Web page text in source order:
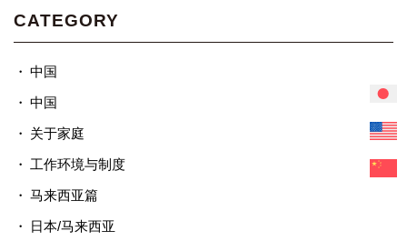
CATEGORY
中国
中国
关于家庭
工作环境与制度
马来西亚篇
日本/马来西亚